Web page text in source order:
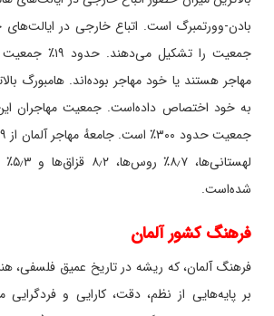
جمعیت را تشکیل
مهاجر هستند یا خود مهاجر بوده‌اند. هامبورگ
به خود اختصاص داده‌است. جمعیت مهاجران
شده‌است.
فرهنگ کشور آلمان
فرهنگ آلمان، که ریشه در تاریخ عمیق فلسفی،
بر پایه‌هایی از نظم، دقت، کارایی و فردگرایی